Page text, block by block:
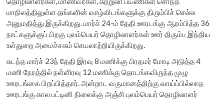
மாநிலத்திலுள்ள தங்களின் வாழ்விடங்களுக்கு திரும்பிச் செல்ல
அனுமதித்து இருக்கிறது. மார்ச் 24-ம் தேதி ஊரடங்கு ஆரம்பித்த 36
நாட்களுக்குப் பிறகு புலம்பெயர் தொழிலாளர்கள் ஊர் திரும்ப இந்திய
உள்துறை அமைச்சகம் செயலாற்றியிருக்கிறது.
கடந்த மார்ச் 23ந் தேதி இரவு 8 மணிக்கு பிரதமர் மோடி அடுத்த 4
மணி நேரத்தில் நள்ளிரவு 12 மணிக்கு தொடங்கவிருந்த முழு
ஊரடங்கை பிறப்பித்தார். அன்றாட வருமானத்திற்கு வாய்ப்பில்லாத
ஊரடங்கு கால பட்டினி நிலைக்கு அஞ்சி புலம்பெயர் தொழிலாளர்